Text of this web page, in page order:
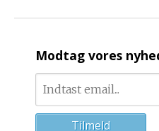
Modtag vores